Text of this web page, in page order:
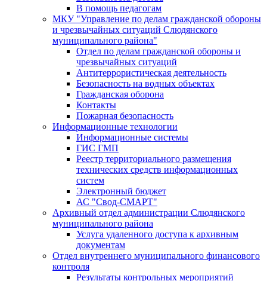
В помощь педагогам
МКУ "Управление по делам гражданской обороны
и чрезвычайных ситуаций Слюдянского
муниципального района"
Отдел по делам гражданской обороны и
чрезвычайных ситуаций
Антитеррористическая деятельность
Безопасность на водных объектах
Гражданская оборона
Контакты
Пожарная безопасность
Информационные технологии
Информационные системы
ГИС ГМП
Реестр территориального размещения
технических средств информационных
систем
Электронный бюджет
АС "Свод-СМАРТ"
Архивный отдел администрации Слюдянского
муниципального района
Услуга удаленного доступа к архивным
документам
Отдел внутреннего муниципального финансового
контроля
Результаты контрольных мероприятий